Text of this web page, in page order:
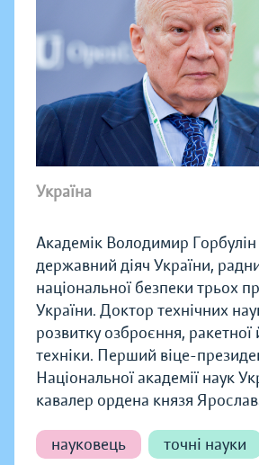
Україна
Академік Володимир
державний діяч України,
національної безпеки трьох
України. Доктор технічних
розвитку озброєння, ракетної
техніки. Перший віце-
Національної академії наук
кавалер ордена князя
науковець точні науки